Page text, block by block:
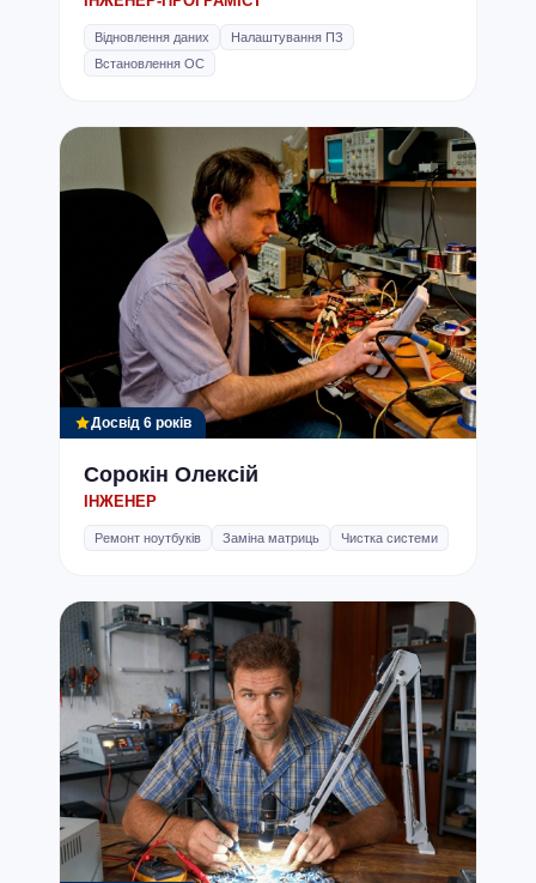
Відновлення даних
Налаштування ПЗ
Встановлення ОС
Досвід 6 років
Сорокін Олексій
ІНЖЕНЕР
Ремонт ноутбуків Заміна матриць Чистка системи